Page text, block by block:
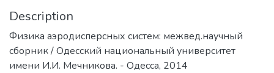
Description
Физика аэродисперсных систем: межвед.научный
сборник / Одесский национальный университет
имени И.И. Мечникова. - Одесса, 2014